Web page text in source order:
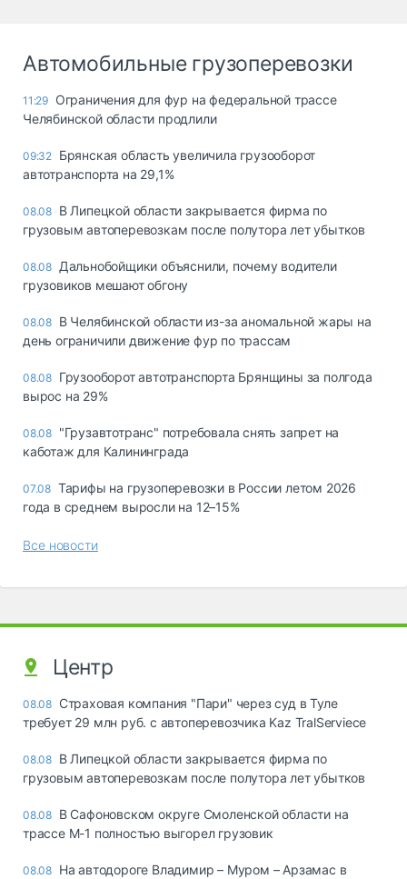
Автомобильные грузоперевозки
11:29 Ограничения для фур на федеральной трассе
Челябинской области продлили
09:32 Брянская область увеличила грузооборот
автотранспорта на 29,1%
08.08 В Липецкой области закрывается фирма по
грузовым автоперевозкам после полутора лет убытков
08.08 Дальнобойщики объяснили, почему водители
грузовиков мешают обгону
08.08 В Челябинской области из-за аномальной жары на
день ограничили движение фур по трассам
08.08 Грузооборот автотранспорта Брянщины за полгода
вырос на 29%
08.08 "Грузавтотранс" потребовала снять запрет на
каботаж для Калининграда
07.08 Тарифы на грузоперевозки в России летом 2026
года в среднем выросли на 12–15%
Все новости
Центр
08.08 Страховая компания "Пари" через суд в Туле
требует 29 млн руб. с автоперевозчика Kaz TralServiece
08.08 В Липецкой области закрывается фирма по
грузовым автоперевозкам после полутора лет убытков
08.08 В Сафоновском округе Смоленской области на
трассе М-1 полностью выгорел грузовик
08.08 На автодороге Владимир – Муром – Арзамас в